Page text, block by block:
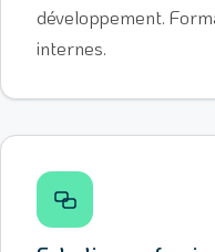
développement.
internes.